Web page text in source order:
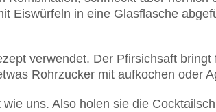
Eiswürfeln in eine Glasflasche
verwendet. Der Pfirsichsaft
Rohrzucker mit aufkochen oder
uns. Also holen sie die